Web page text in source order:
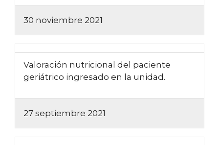
30 noviembre 2021
Valoración nutricional del paciente
geriátrico ingresado en la unidad.
27 septiembre 2021